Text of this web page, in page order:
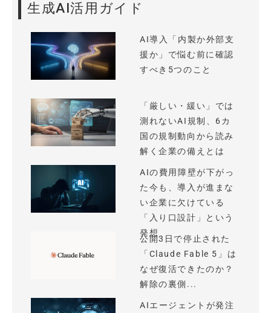
生成AI活用ガイド
AI導入「内製か外部支
援か」で悩む前に確認
すべき5つのこと
「厳しい・緩い」では
測れないAI規制、6カ
国の規制動向から読み
解く企業の備えとは
AIの費用障壁が下がっ
た今も、導入が進まな
い企業に欠けている
「入り口設計」という
発想
公開3日で停止された
「Claude Fable 5」は
なぜ復活できたのか？
解除の裏側...
AIエージェントが発注